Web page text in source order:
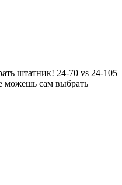
штатник! 24-70 vs 24-105
можешь сам выбрать